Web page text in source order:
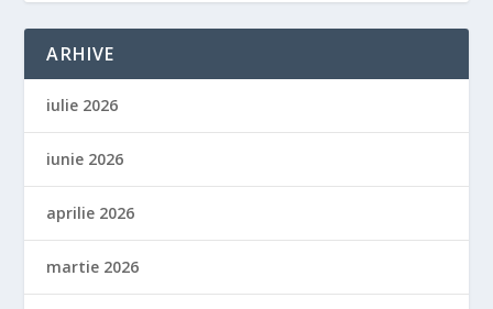
ARHIVE
iulie 2026
iunie 2026
aprilie 2026
martie 2026